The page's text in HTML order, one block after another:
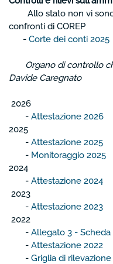
Allo stato non vi sono
confronti di COREP
- Corte dei conti 2025
Organo di controllo
Davide Caregnato
2026
- Attestazione 2026
2025
- Attestazione 2025
- Monitoraggio 2025
2024
- Attestazione 2024
2023
- Attestazione 2023
2022
- Allegato 3 - Scheda
- Attestazione 2022
- Griglia di rilevazione